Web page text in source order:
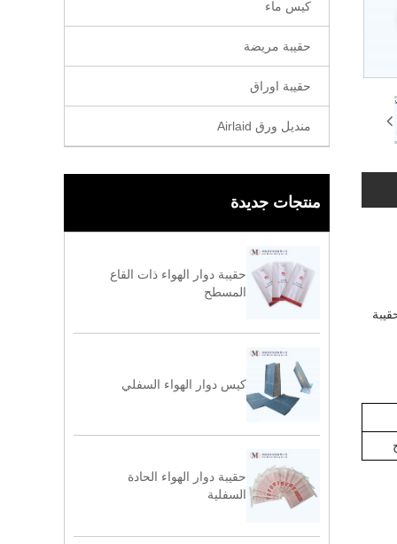
كيس ماء
حقيبة مريضة
حقيبة اوراق
منديل ورق Airlaid
منتجات جديدة
حقيبة دوار الهواء ذات القاع
المسطح
كيس دوار الهواء السفلي
حقيبة دوار الهواء الحادة
السفلية